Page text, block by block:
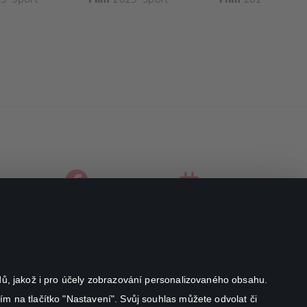
jakož i pro účely zobrazování personalizovaného obsahu.
na tlačítko "Nastavení". Svůj souhlas můžete odvolat či
facebookinstagram